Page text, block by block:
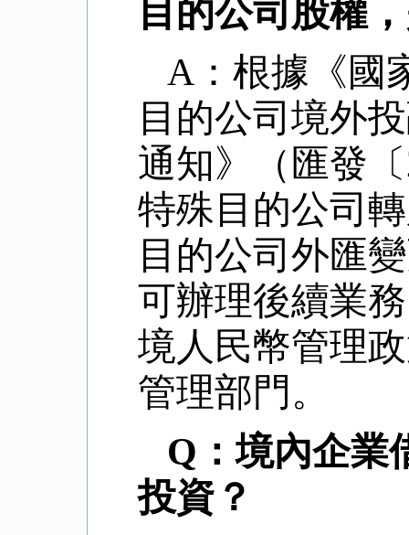
目的公司股權
A：根據《國
目的公司境外
通知》（匯發
特殊目的公司
目的公司外匯
可辦理後續業
境人民幣管理
管理部門。
Q：境內企業
投資？